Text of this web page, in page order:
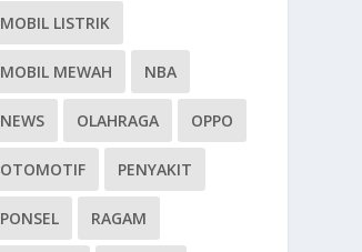
MOBIL LISTRIK
MOBIL MEWAH NBA
NEWS OLAHRAGA OPPO
OTOMOTIF PENYAKIT
PONSEL RAGAM